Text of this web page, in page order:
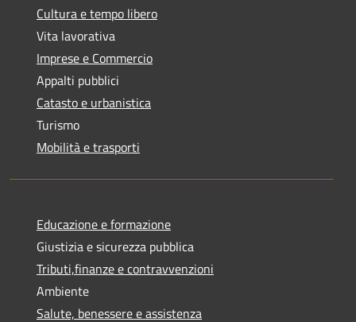
Cultura e tempo libero
Vita lavorativa
Imprese e Commercio
Appalti pubblici
Catasto e urbanistica
Turismo
Mobilità e trasporti
Educazione e formazione
Giustizia e sicurezza pubblica
Tributi,finanze e contravvenzioni
Ambiente
Salute, benessere e assistenza